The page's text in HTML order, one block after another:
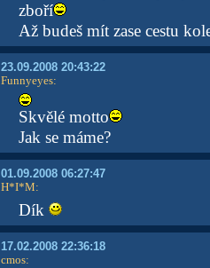
zboří
Až budeš mít zase cestu
23.09.2008 20:43:22
Funnyeyes:
Skvělé motto
Jak se máme?
01.09.2008 06:27:47
H*I*M:
Dík
17.02.2008 22:36:18
cmos: